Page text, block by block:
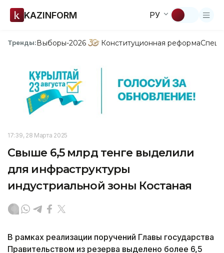
KAZINFORM РУ
Тренды:Выборы-2026 Конституционная реформа
17:39, 28 Марта 2025
Свыше 6,5 млрд тенге выделили
для инфраструктуры
индустриальной зоны Костаная
В рамках реализации поручений Главы государства
Правительством из резерва выделено более 6,5